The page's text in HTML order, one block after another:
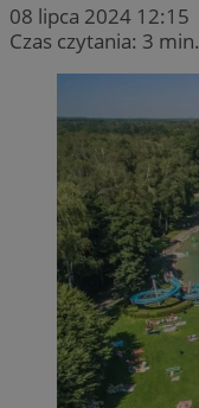
08 lipca 2024 12:15
Czas czytania: 3 min.